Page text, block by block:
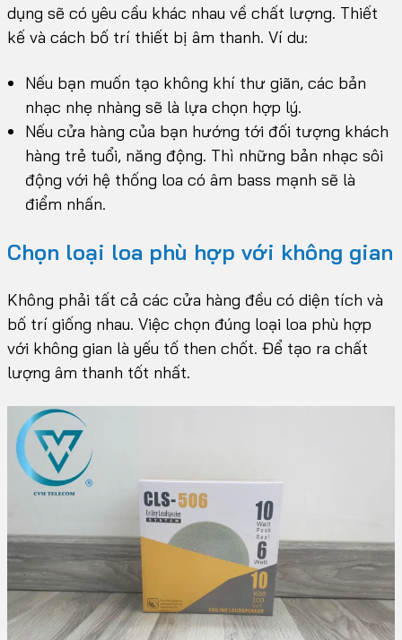
dụng sẽ có yêu cầu khác nhau về chất lượng. Thiết
kế và cách bố trí thiết bị âm thanh. Ví du:
Nếu bạn muốn tạo không khí thư giãn, các bản
nhạc nhẹ nhàng sẽ là lựa chọn hợp lý.
Nếu cửa hàng của bạn hướng tới đối tượng khách
hàng trẻ tuổi, năng động. Thì những bản nhạc sôi
động với hệ thống loa có âm bass mạnh sẽ là
điểm nhấn.
Chọn loại loa phù hợp với không gian
Không phải tất cả các cửa hàng đều có diện tích và
bố trí giống nhau. Việc chọn đúng loại loa phù hợp
với không gian là yếu tố then chốt. Để tạo ra chất
lượng âm thanh tốt nhất.